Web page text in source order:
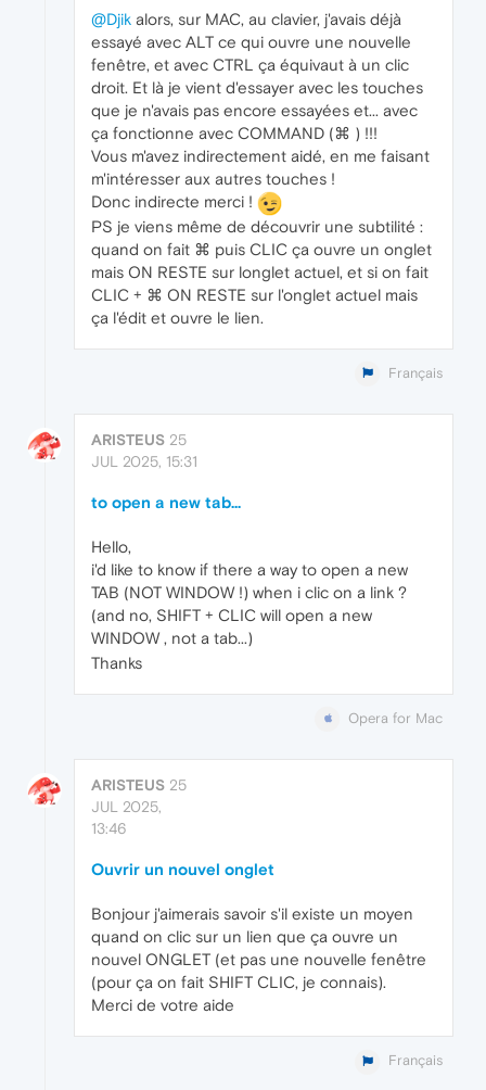
@Djik alors, sur MAC, au clavier, j'avais déjà
essayé avec ALT ce qui ouvre une nouvelle
fenêtre, et avec CTRL ça équivaut à un clic
droit. Et là je vient d'essayer avec les touches
que je n'avais pas encore essayées et... avec
ça fonctionne avec COMMAND (⌘ ) !!!
Vous m'avez indirectement aidé, en me faisant
m'intéresser aux autres touches !
Donc indirecte merci !
PS je viens même de découvrir une subtilité :
quand on fait ⌘ puis CLIC ça ouvre un onglet
mais ON RESTE sur longlet actuel, et si on fait
CLIC + ⌘ ON RESTE sur l'onglet actuel mais
ça l'édit et ouvre le lien.
Français
ARISTEUS 25
JUL 2025, 15:31
to open a new tab...
Hello,
i'd like to know if there a way to open a new
TAB (NOT WINDOW !) when i clic on a link ?
(and no, SHIFT + CLIC will open a new
WINDOW , not a tab...)
Thanks
Opera for Mac
ARISTEUS 25
JUL 2025,
13:46
Ouvrir un nouvel onglet
Bonjour j'aimerais savoir s'il existe un moyen
quand on clic sur un lien que ça ouvre un
nouvel ONGLET (et pas une nouvelle fenêtre
(pour ça on fait SHIFT CLIC, je connais).
Merci de votre aide
Français